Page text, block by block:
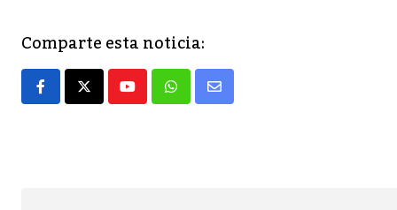
e
b
o
o
d
o
l p
ar
tir
Comparte esta noticia:
YoutubeWhatsapp
Share